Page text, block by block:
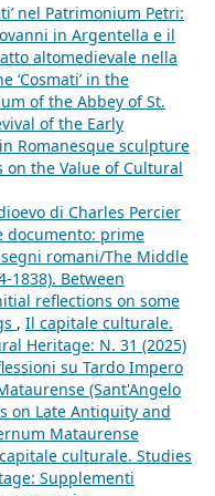
nel Patrimonium Petri:
in Argentella e il
altomedievale nella
‘Cosmati’ in the
of the Abbey of St.
of the Early
Romanesque sculpture
the Value of Cultural
di Charles Percier
documento: prime
romani/The Middle
1838). Between
reflections on some
, Il capitale culturale.
Heritage: N. 31 (2025)
su Tardo Impero
(Sant'Angelo
on Late Antiquity and
Mataurense
culturale. Studies
Supplementi